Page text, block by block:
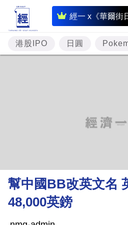
經一 x《華爾街
即
時
財
經
理
財
商
港股IPO 日圓
幫中國BB改英文名
48,000英鎊